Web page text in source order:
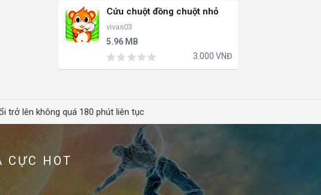
Cứu chuột đồng chuột nhỏ
vivas03
5.96 MB
3.000 VNĐ
trở lên không quá 180 phút liên tục
CỰC HOT